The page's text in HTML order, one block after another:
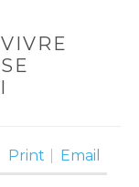
Print Email